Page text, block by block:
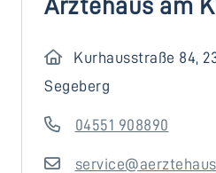
Ärztehaus am
Kurhausstraße 84,
Segeberg
04551 908890